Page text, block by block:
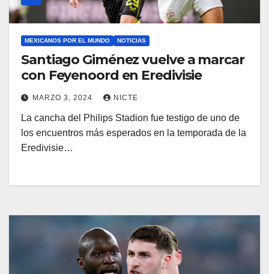
MEXICANOS POR EL MUNDO NOTICIAS
Santiago Giménez vuelve a marcar
con Feyenoord en Eredivisie
MARZO 3, 2024 NICTE
La cancha del Philips Stadion fue testigo de uno de
los encuentros más esperados en la temporada de la
Eredivisie…